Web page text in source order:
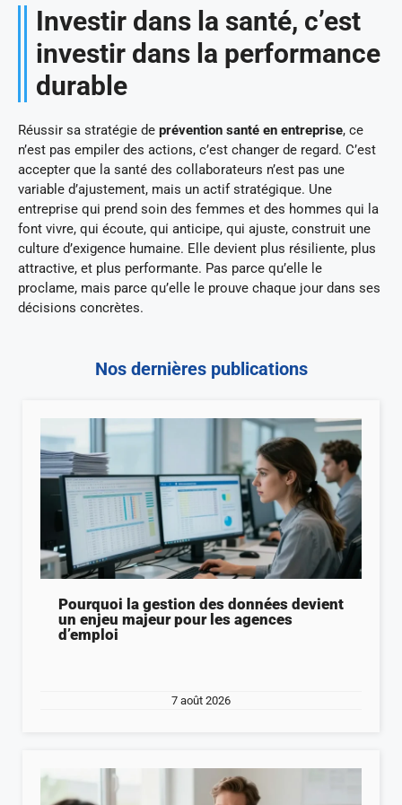
Investir dans la santé, c’est
investir dans la performance
durable
Réussir sa stratégie de prévention santé en entreprise, ce
n’est pas empiler des actions, c’est changer de regard. C’est
accepter que la santé des collaborateurs n’est pas une
variable d’ajustement, mais un actif stratégique. Une
entreprise qui prend soin des femmes et des hommes qui la
font vivre, qui écoute, qui anticipe, qui ajuste, construit une
culture d’exigence humaine. Elle devient plus résiliente, plus
attractive, et plus performante. Pas parce qu’elle le
proclame, mais parce qu’elle le prouve chaque jour dans ses
décisions concrètes.
Nos dernières publications
Pourquoi la gestion des données devient
un enjeu majeur pour les agences
d’emploi
7 août 2026